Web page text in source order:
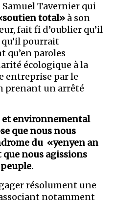
Samuel Tavernier qui
total» à son
fait fi d’oublier qu’il
pourrait
paroles
écologique à la
entreprise par le
prenant un arrêté
et environnemental
que nous nous
du «yenyen an
nous agissions
résolument une
notamment